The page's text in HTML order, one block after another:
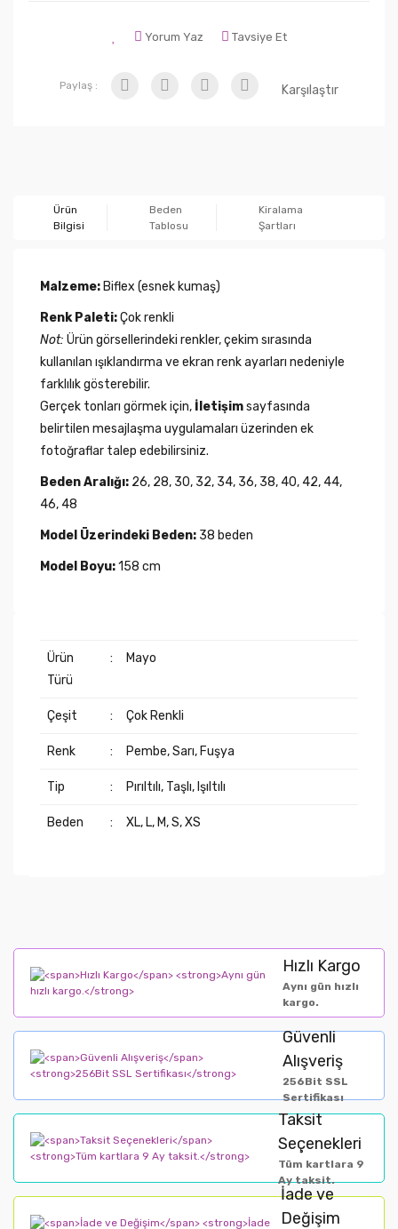
Yorum Yaz Tavsiye Et
Paylaş : Karşılaştır
Ürün
Bilgisi
Beden
Tablosu
Kiralama
Şartları
Malzeme: Biflex (esnek kumaş)
Renk Paleti:Çok renkli
Not: Ürün görsellerindeki renkler, çekim sırasında
kullanılan ışıklandırma ve ekran renk ayarları nedeniyle
farklılık gösterebilir.
Gerçek tonları görmek için, İletişimsayfasında
belirtilen mesajlaşma uygulamaları üzerinden ek
fotoğraflar talep edebilirsiniz.
Beden Aralığı: 26, 28, 30, 32, 34, 36, 38, 40, 42, 44,
46, 48
Model Üzerindeki Beden: 38 beden
Model Boyu:158 cm
Ürün
Türü
: Mayo
Çeşit : Çok Renkli
Renk : Pembe, Sarı, Fuşya
Tip : Pırıltılı, Taşlı, Işıltılı
Beden : XL, L, M, S, XS
Dikkatlice takmanız gerekiyor - aniden değil ve
çok fazla germeyin
Islatmayın, makinede yıkamayın veya suyunu
sıkmayın.
Kuru temizleme yapmayın
30°C'yi aşmayan bir sıcaklıkta yıkayınız.
Yıkarken yumuşak bir deterjan (örneğin bebek
Ellerinizi kullanarak kirli bölgeleri sabunlu
suyla dikkatlice silin.
Serin temiz suda durulayın
Isıtıcı cihazlardan uzakta, oda sıcaklığında hafif
bir havlu üzerinde yatay olarak kurutun.
Hızlı Kargo
Aynı gün hızlı
kargo.
Güvenli
Alışveriş
256Bit SSL
Sertifikası
Taksit
Seçenekleri
Tüm kartlara 9
Ay taksit.
İade ve
Değişim